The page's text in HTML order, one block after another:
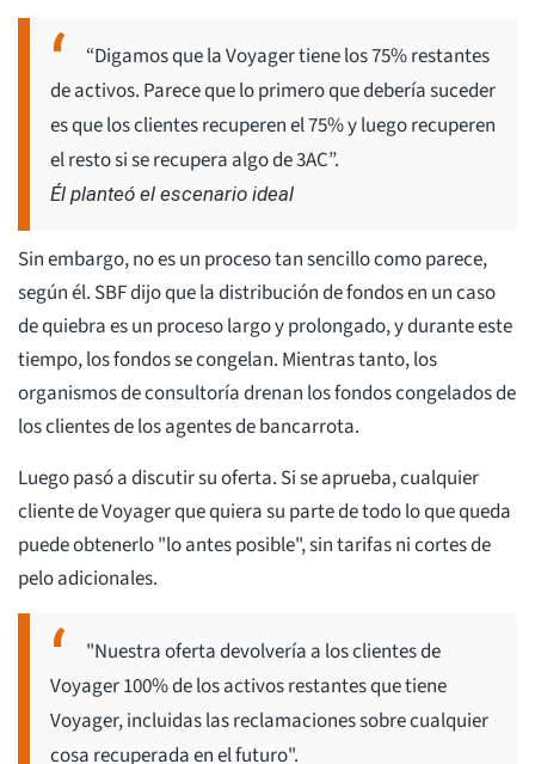
“Digamos que la Voyager tiene los 75% restantes
de activos. Parece que lo primero que debería suceder
es que los clientes recuperen el 75% y luego recuperen
el resto si se recupera algo de 3AC”.
Él planteó el escenario ideal
Sin embargo, no es un proceso tan sencillo como parece,
según él. SBF dijo que la distribución de fondos en un caso
de quiebra es un proceso largo y prolongado, y durante este
tiempo, los fondos se congelan. Mientras tanto, los
organismos de consultoría drenan los fondos congelados de
los clientes de los agentes de bancarrota.
Luego pasó a discutir su oferta. Si se aprueba, cualquier
cliente de Voyager que quiera su parte de todo lo que queda
puede obtenerlo "lo antes posible", sin tarifas ni cortes de
pelo adicionales.
"Nuestra oferta devolvería a los clientes de
Voyager 100% de los activos restantes que tiene
Voyager, incluidas las reclamaciones sobre cualquier
cosa recuperada en el futuro".